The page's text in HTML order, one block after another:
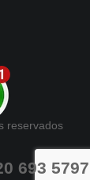
reservados
693 5797